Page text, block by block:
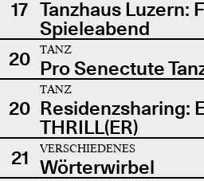
17 Tanzhaus Luzern:
Spieleabend
20
TANZ
Pro Senectute
20
TANZ
Residenzsharing:
THRILL(ER)
21
VERSCHIEDENES
Wörterwirbel